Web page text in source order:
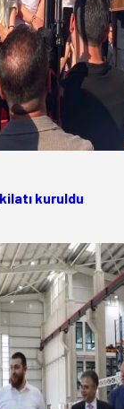
kuruldu